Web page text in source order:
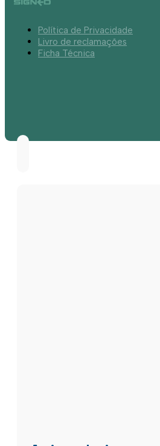
Política de Privacidade
Livro de reclamações
Ficha Técnica